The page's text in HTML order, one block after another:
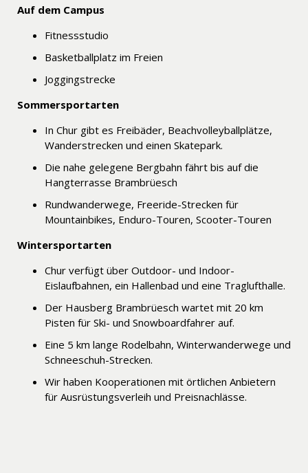
Auf dem Campus
Fitnessstudio
Basketballplatz im Freien
Joggingstrecke
Sommersportarten
In Chur gibt es Freibäder, Beachvolleyballplätze,
Wanderstrecken und einen Skatepark.
Die nahe gelegene Bergbahn fährt bis auf die
Hangterrasse Brambrüesch
Rundwanderwege, Freeride-Strecken für
Mountainbikes, Enduro-Touren, Scooter-Touren
Wintersportarten
Chur verfügt über Outdoor- und Indoor-
Eislaufbahnen, ein Hallenbad und eine Traglufthalle.
Der Hausberg Brambrüesch wartet mit 20 km
Pisten für Ski- und Snowboardfahrer auf.
Eine 5 km lange Rodelbahn, Winterwanderwege und
Schneeschuh-Strecken.
Wir haben Kooperationen mit örtlichen Anbietern
für Ausrüstungsverleih und Preisnachlässe.